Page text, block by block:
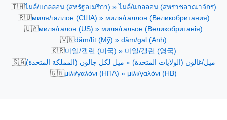
🇹🇭ไมล์/แกลลอน (สหรัฐอเมริกา) » ไมล์/แกลลอน (สหราชอาณาจักร)
🇷🇺миля/галлон (США) » миля/галлон (Великобритания)
🇺🇦миля/галон (US) » миля/гальон (Великобританія)
🇻🇳dặm/lít (Mỹ) » dặm/gal (Anh)
🇰🇷마일/갤런 (미국) » 마일/갤런 (영국)
🇸🇦ميل/غالون (الولايات المتحدة) » ميل لكل جالون (المملكة المتحدة)
🇬🇷μίλι/γαλόνι (ΗΠΑ) » μίλι/γαλόνι (ΗΒ)